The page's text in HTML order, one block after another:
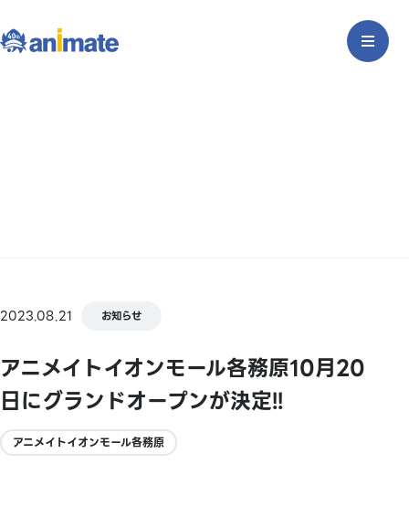
2023.08.21 お知らせ
アニメイトイオンモール各務原10月20
日にグランドオープンが決定!!
アニメイトイオンモール各務原